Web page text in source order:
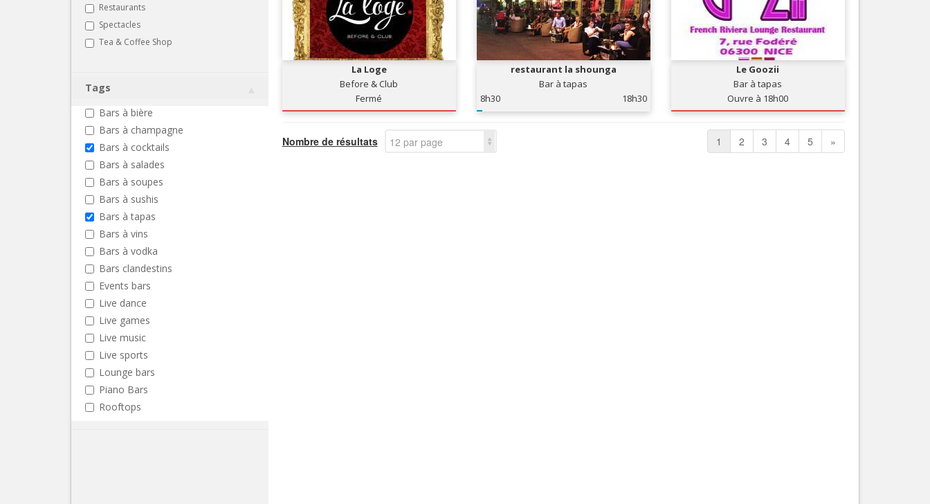
Restaurants
Spectacles
Tea & Coffee Shop
Tags
Bars à bière
Bars à champagne
Bars à cocktails
Bars à salades
Bars à soupes
Bars à sushis
Bars à tapas
Bars à vins
Bars à vodka
Bars clandestins
Events bars
Live dance
Live games
Live music
Live sports
Lounge bars
Piano Bars
Rooftops
La Loge
Before & Club
Fermé
restaurant la shounga
Bar à tapas
8h30
18h30
Le Goozii
Bar à tapas
Ouvre à 18h00
Nombre de résultats 12 par page 1 2 3 4 5 »